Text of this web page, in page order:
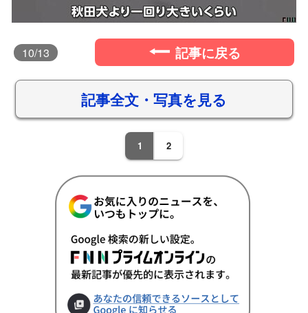
10/13 記事に戻る
記事全文・写真を見る
1 2